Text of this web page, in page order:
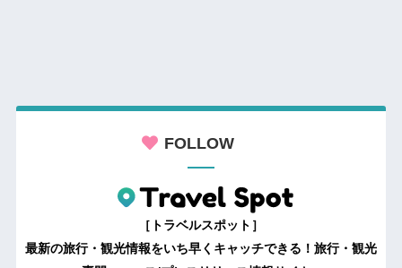
FOLLOW
［トラベルスポット］
最新の旅行・観光情報をいち早くキャッチできる！旅行・観光